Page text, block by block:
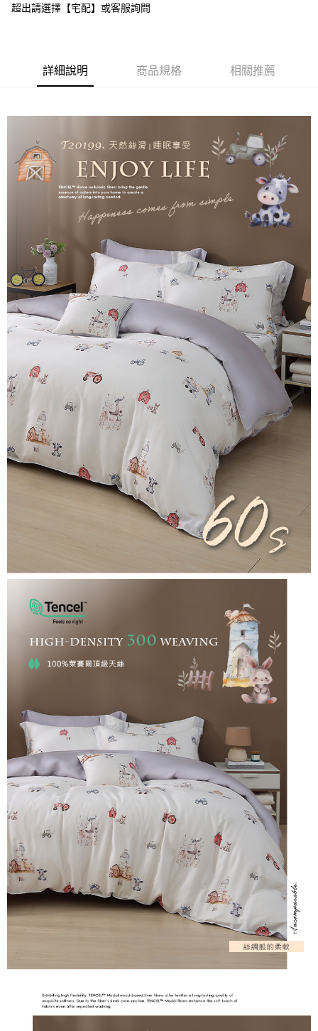
結帳頁面，進行簡訊認證並確認金額後，即可完成結帳。
購買商品的店家。未經商家同意取消之訂單仍視為有效，需透過AFTEE先享
後付繳納相關費用。
【注意事項】
１．透過由恩沛科技股份有限公司提供之「AFTEE先享後付」服務完成之交
易，需依本服務之必要範圍內提供個人資料，並將交易相關給付款項請求債
權轉讓予恩沛科技股份有限公司。
２．關於個人資料處理事宜，請瀏覽以下網址：
https://aftee.tw/terms/#terms3
３．未成年的使用者請事先徵得法定代理人或監護人之同意方可使用
「AFTEE先享後付」，若未經同意申辦者引起之損失，本公司不負相關責
任。
４．使用「AFTEE先享後付」時，將依據個別帳號之用戶狀況，依本公司即
時審查核予不同之上限額度；若仍有額度不足之情形，本公司將視審查結果
請求用戶進行身份認證。
５．嚴禁一人註冊多個帳號或使用他人資訊註冊。若發現惡意使用之情形，
恩沛科技股份有限公司將有權停止該用戶之使用額度並採取法律行動。
付款後全家取貨
每筆NT$60，滿NT$499(含以上)免運費
每筆NT$60，滿NT$499(含以上)免運費
每筆NT$100，滿NT$499(含以上)免運費
每筆NT$100，滿NT$499(含以上)免運費
超出請選擇【宅配】或客服詢問
詳細說明 商品規格 相關推薦